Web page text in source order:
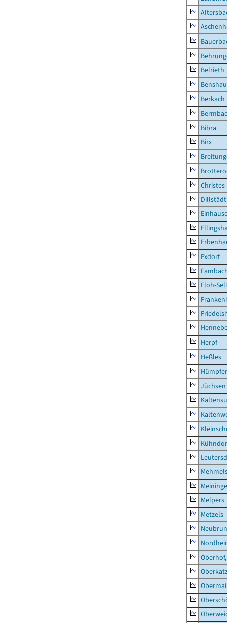
Belrieth
Berkach
Bibra
Birx
Christes
Dillstädt
Exdorf
Floh-
Herpf
Heßles
Jüchsen
Melpers
Metzels